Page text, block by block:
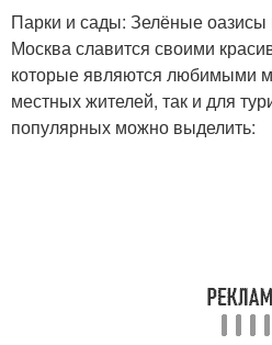
Парки и сады: Зелёные оазисы
Москва славится своими
которые являются любимыми
местных жителей, так и для
популярных можно выделить: